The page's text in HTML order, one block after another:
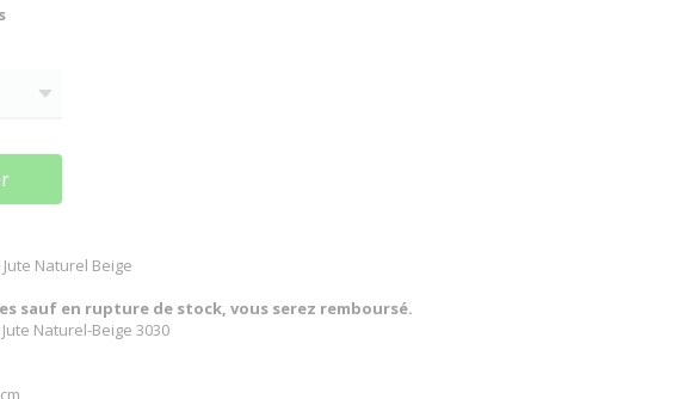
Naturel Beige
sauf en rupture de stock, vous serez remboursé.
Naturel-Beige 3030